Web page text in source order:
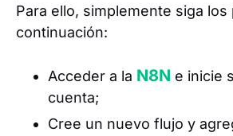
Para ello, simplemente siga los
continuación:
Acceder a la N8N e inicie
cuenta;
Cree un nuevo flujo y